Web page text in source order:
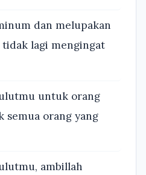
dan melupakan
lagi mengingat
untuk orang
semua orang yang
ambillah